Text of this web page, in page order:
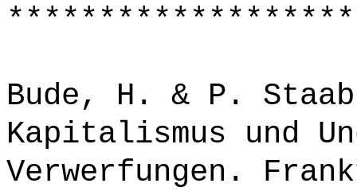
Bude, H. & P.
Kapitalismus und
Verwerfungen.